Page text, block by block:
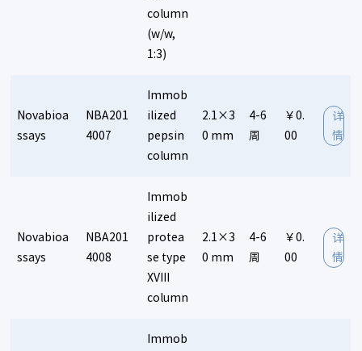
column
(w/w,
1:3)
Novabioa
ssays
NBA201
4007
Immob
ilized
pepsin
column
2.1×3
0 mm
4-6
周
￥0.
00
详
情
Novabioa
ssays
NBA201
4008
Immob
ilized
protea
se type
XVIII
column
2.1×3
0 mm
4-6
周
￥0.
00
详
情
Immob